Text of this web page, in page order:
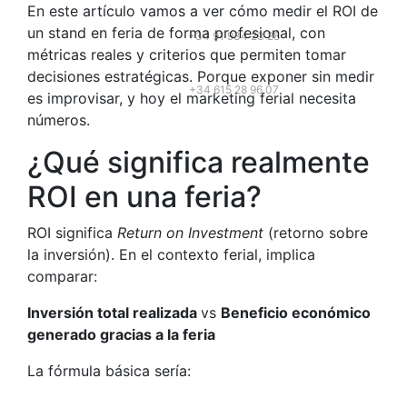
+34 91 934 23 28
+34 615 28 96 07
En este artículo vamos a ver cómo medir el ROI de
un stand en feria de forma profesional, con
métricas reales y criterios que permiten tomar
decisiones estratégicas. Porque exponer sin medir
es improvisar, y hoy el marketing ferial necesita
números.
¿Qué significa realmente
ROI en una feria?
ROI significa Return on Investment (retorno sobre
la inversión). En el contexto ferial, implica
comparar:
Inversión total realizada vs Beneficio económico
generado gracias a la feria
La fórmula básica sería: